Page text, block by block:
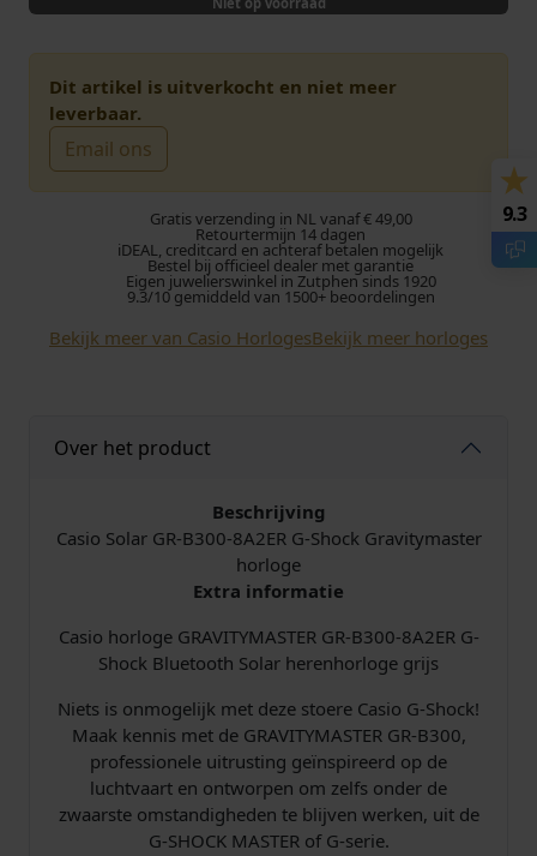
r
s
r
o
n
k
i
j
k
e
p
r
i
i
g
e
p
r
i
:
€
2
Dit artikel is uitverkocht en niet meer
leverbaar.
Email ons
Gratis verzending in NL vanaf € 49,00
Retourtermijn 14 dagen
iDEAL, creditcard en achteraf betalen mogelijk
Bestel bij officieel dealer met garantie
Eigen juwelierswinkel in Zutphen sinds 1920
9.3/10 gemiddeld van 1500+ beoordelingen
Bekijk meer van Casio HorlogesBekijk meer horloges
Over het product
Beschrijving
Casio Solar GR-B300-8A2ER G-Shock Gravitymaster
horloge
Extra informatie
Casio horloge GRAVITYMASTER GR-B300-8A2ER G-
Shock Bluetooth Solar herenhorloge grijs
Niets is onmogelijk met deze stoere Casio G-Shock!
Maak kennis met de GRAVITYMASTER GR-B300,
professionele uitrusting geïnspireerd op de
luchtvaart en ontworpen om zelfs onder de
zwaarste omstandigheden te blijven werken, uit de
G-SHOCK MASTER of G-serie.
9.3